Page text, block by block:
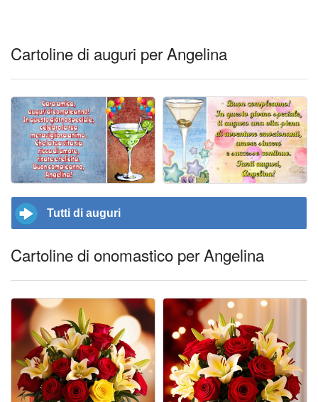
Cartoline di auguri per Angelina
Tutti di auguri
Cartoline di onomastico per Angelina